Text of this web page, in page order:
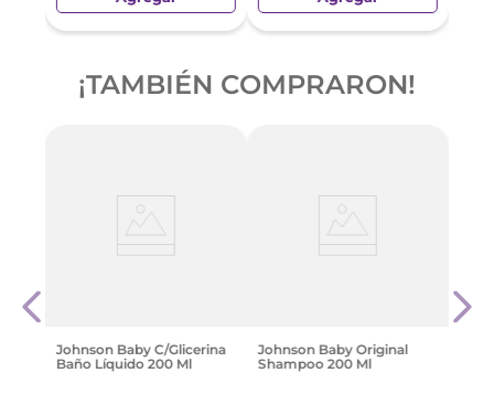
¡TAMBIÉN COMPRARON!
Johnson Baby C/Glicerina
Baño Líquido 200 Ml
Johnson Baby Original
Shampoo 200 Ml